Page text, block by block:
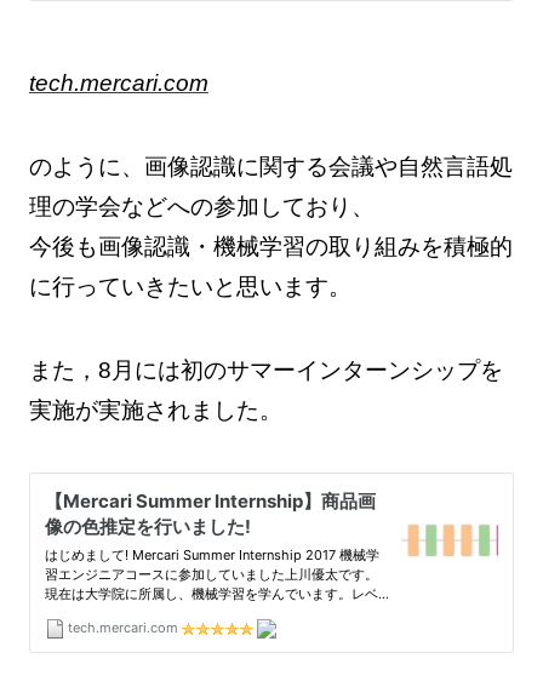
tech.mercari.com
のように、画像認識に関する会議や自然言語処
理の学会などへの参加しており、
今後も画像認識・機械学習の取り組みを積極的
に行っていきたいと思います。
また，8月には初のサマーインターンシップを
実施が実施されました。